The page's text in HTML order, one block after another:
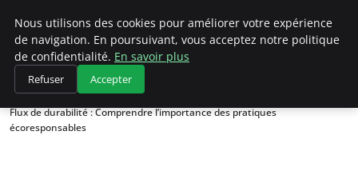
Climategatecountryclub.com
Accueil
Sustainable Living
Flux de durabilité : Comprendre l’importance des pratiques
écoresponsables
Nous utilisons des cookies pour améliorer votre expérience
de navigation. En poursuivant, vous acceptez notre politique
de confidentialité. En savoir plus
Refuser Accepter